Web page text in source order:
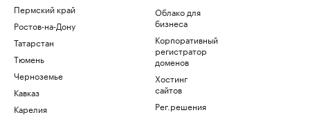
Пермский край
Ростов-на-Дону
Татарстан
Тюмень
Черноземье
Кавказ
Карелия
Облако для
бизнеса
Корпоративный
регистратор
доменов
Хостинг
сайтов
Рег.решения